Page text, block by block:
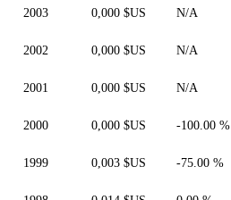
2003 0,000 $US N/A
2002 0,000 $US N/A
2001 0,000 $US N/A
2000 0,000 $US -100.00 %
1999 0,003 $US -75.00 %